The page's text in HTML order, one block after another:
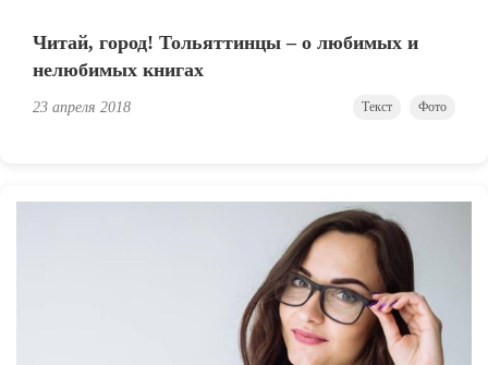
Читай, город! Тольяттинцы – о любимых и
нелюбимых книгах
23 апреля 2018 Текст Фото